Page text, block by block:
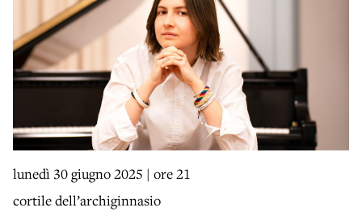
lunedì 30 giugno 2025 | ore 21
cortile dell’archiginnasio